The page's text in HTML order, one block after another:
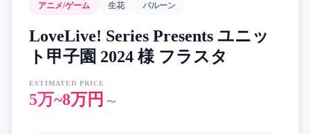
アニメ/ゲーム 生花 バルーン
LoveLive! Series Presents ユニッ
ト甲子園 2024 様 フラスタ
ESTIMATED PRICE
5万~8万円 〜